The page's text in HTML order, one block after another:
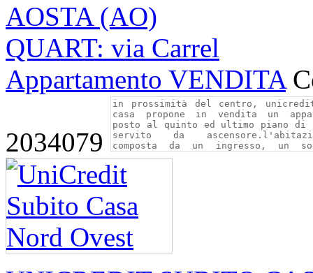
AOSTA (AO)
QUART: via Carrel
Appartamento VENDITA
2034079